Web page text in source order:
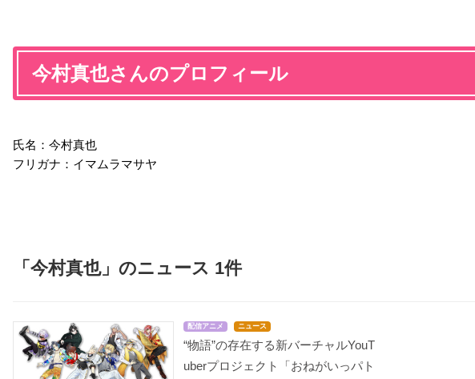
今村真也さんのプロフィール
氏名：今村真也
フリガナ：イマムラマサヤ
「今村真也」のニュース 1件
配信アニメ ニュース
“物語”の存在する新バーチャルYouT
uberプロジェクト「おねがいっパト